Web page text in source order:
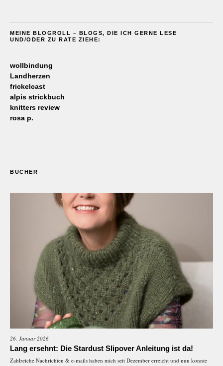
MEINE BLOGROLL – BLOGS, DIE ICH GERNE LESE
UND/ODER ZU RATE ZIEHE:
wollbindung
Landherzen
frickelcast
alpis strickbuch
knitters review
rosa p.
BÜCHER
26. Januar 2026
Lang ersehnt: Die Stardust Slipover Anleitung ist da!
Zahlreiche Nachrichten & e-mails haben mich seit Dezember erreicht und nun konnte